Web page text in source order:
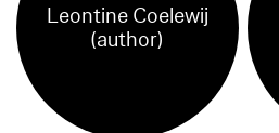
Leontine Coelewij
(author)